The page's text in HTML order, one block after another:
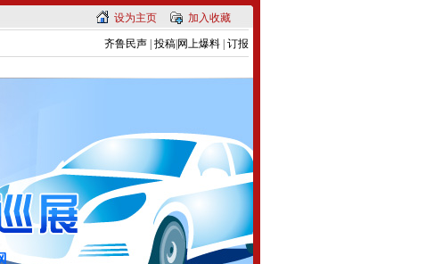
加入收藏
设为主页
齐鲁民声 投稿 网上爆料 订报
·中国重汽
·济南钢铁股份有限公司
·济南炼油厂
·齐鲁软件园
·
山东移动分公司